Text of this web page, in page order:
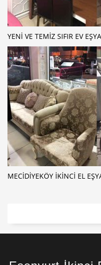
YENI VE TEMIZ SIFIR EV
MECIDIYEKÖY İKINCI EL